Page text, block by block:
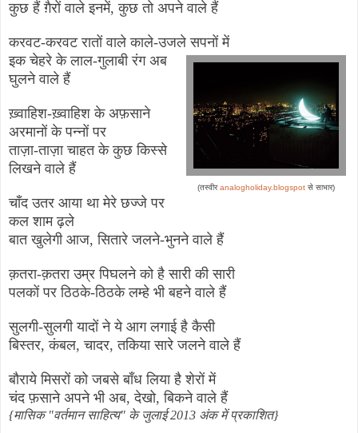
कुछ हैं ग़ैरों वाले इनमें,कुछ तो अपने वाले हैं
करवट-करवट रातों वाले काले-उजले सपनों में
(तस्वीरanalogholiday.blogspot से साभार)
इक चेहरे के लाल-गुलाबी रंग अब
घुलने वाले हैं
ख़्वाहिश-ख़्वाहिश के अफ़साने
अरमानों के पन्नों पर
ताज़ा-ताज़ा चाहत के कुछ किस्से
लिखने वाले हैं
चाँद उतर आया था मेरे छज्जे पर
कल शाम ढ़ले
बात खुलेगी आज,सितारे जलने-भुनने वाले हैं
क़तरा-क़तरा उम्र पिघलने को है सारी की सारी
पलकों पर ठिठके-ठिठके लम्हे भी बहने वाले हैं
सुलगी-सुलगी यादों ने ये आग लगाई है कैसी
बिस्तर,कंबल,चादर,तकिया सारे जलने वाले हैं
बौराये मिसरों को जबसे बाँध लिया है शेरों में
चंद फ़साने अपने भी अब,देखो,बिकने वाले हैं
{मासिक "वर्तमान साहित्य" के जुलाई 2013 अंक में प्रकाशित}